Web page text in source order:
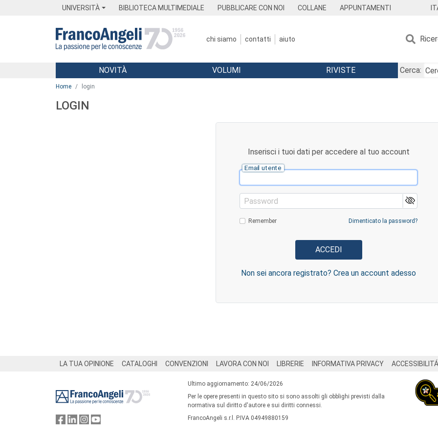
UNIVERSITÀ BIBLIOTECA MULTIMEDIALE PUBBLICARE CON NOI COLLANE APPUNTAMENTI
chi siamo contatti aiuto
Menu
NOVITÀ VOLUMI RIVISTE
Cerca:
Home login
LOGIN
Inserisci i tuoi dati per accedere al tuo account
Email utente
Password
Remember Dimenticato la password?
Non sei ancora registrato? Crea un account adesso
LA TUA OPINIONE CATALOGHI CONVENZIONI LAVORA CON NOI LIBRERIE INFORMATIVA PRIVACY ACCESSIBILITÁ
Ultimo aggiornamento: 24/06/2026
Per le opere presenti in questo sito si sono assolti gli obblighi previsti dalla
normativa sul diritto d'autore e sui diritti connessi.
FrancoAngeli s.r.l. P.IVA 04949880159